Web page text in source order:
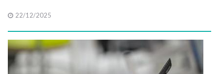
22/12/2025